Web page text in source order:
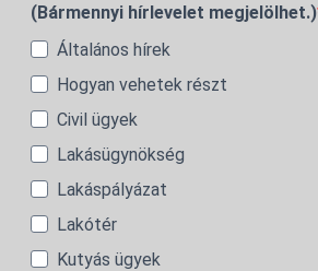
(Bármennyi hírlevelet megjelölhet.)
Általános hírek
Hogyan vehetek részt
Civil ügyek
Lakásügynökség
Lakáspályázat
Lakótér
Kutyás ügyek